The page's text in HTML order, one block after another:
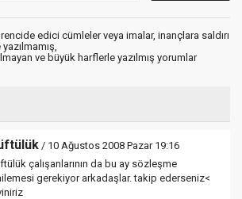
edici cümleler veya imalar, inançlara saldırı
ve büyük harflerle yazılmış yorumlar
/ 10 Ağustos 2008 Pazar 19:16
çalışanlarının da bu ay sözleşme
gerekiyor arkadaşlar. takip ederseniz<